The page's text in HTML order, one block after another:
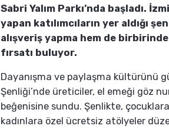
Sabri Yalım Parkı’nda başladı.
yapan katılımcıların yer aldığı
alışveriş yapma hem de
fırsatı buluyor.
Dayanışma ve paylaşma kültürünü
Şenliği’nde üreticiler, el emeği göz
beğenisine sundu. Şenlikte,
kadınlara özel ücretsiz atölyeler